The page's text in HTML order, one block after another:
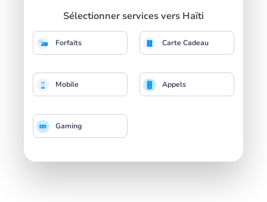
Sélectionner services vers Haïti
Forfaits Carte Cadeau
Mobile Appels
Gaming